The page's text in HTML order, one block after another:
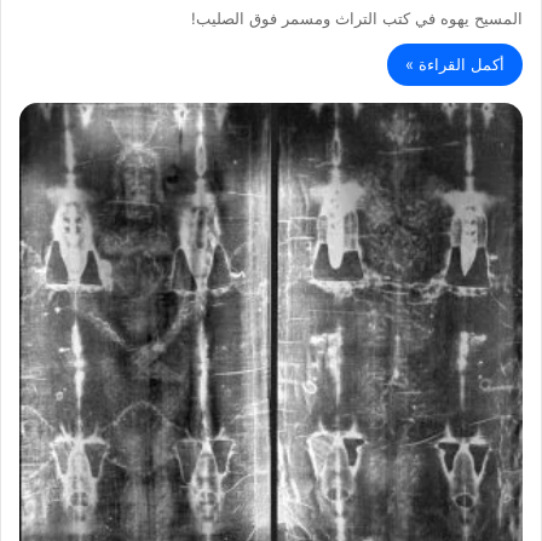
المسيح يهوه في كتب التراث ومسمر فوق الصليب!
أكمل القراءة »